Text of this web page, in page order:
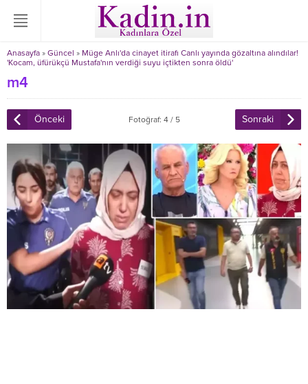
Anasayfa » Güncel » Müge Anlı'da cinayet itirafı Canlı yayında gözaltına alındılar!
'Kocam, üfürükçü Mustafa'nın verdiği suyu içtikten sonra öldü'
m4
Önceki Fotoğraf: 4 / 5 Sonraki